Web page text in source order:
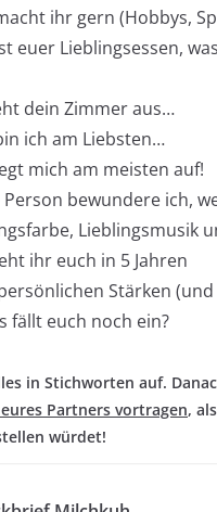
ihr gern (Hobbys,
euer Lieblingsessen,
dein Zimmer aus…
ich am Liebsten…
mich am meisten auf!
Person bewundere ich,
Lieblingsmusik
ihr euch in 5 Jahren
Stärken (und
fällt euch noch ein?
in Stichworten auf.
Partners vortragen,
würdet!